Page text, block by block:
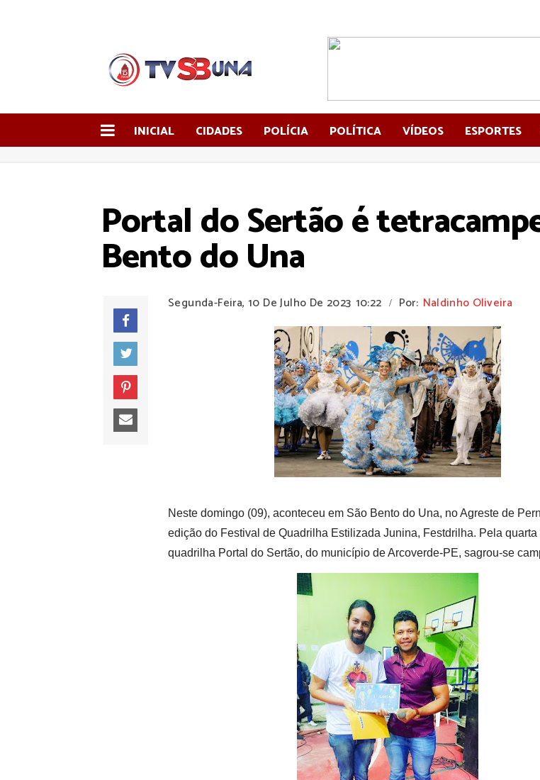
INICIAL CIDADES POLÍCIA POLÍTICA VÍDEOS ESPORTES
Portal do Sertão é
Bento do Una
Segunda-Feira, 10 De Julho De 2023 10:22 / Por: Naldinho Oliveira
Neste domingo (09), aconteceu em São Bento do Una, no Agreste de
edição do Festival de Quadrilha Estilizada Junina, Festdrilha. Pela quarta
quadrilha Portal do Sertão, do município de Arcoverde-PE, sagrou-se